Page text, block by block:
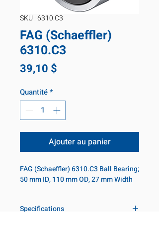
SKU : 6310.C3
FAG (Schaeffler)
6310.C3
39,10 $
Quantité*
Ajouter au panier
FAG (Schaeffler) 6310.C3 Ball Bearing;
50 mm ID, 110 mm OD, 27 mm Width
Specifications